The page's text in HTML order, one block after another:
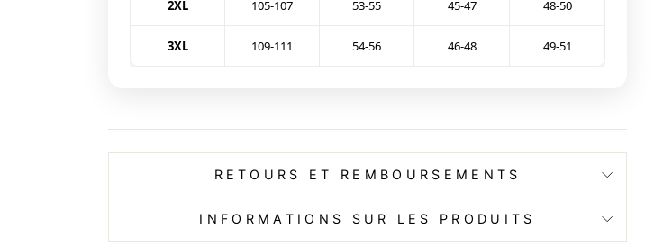
2XL 105-107 53-55 45-47 48-50
3XL 109-111 54-56 46-48 49-51
RETOURS ET REMBOURSEMENTS
INFORMATIONS SUR LES PRODUITS